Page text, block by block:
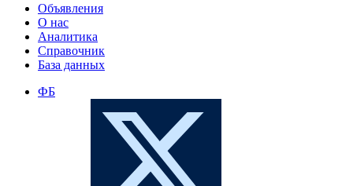
Объявления
О нас
Аналитика
Справочник
База данных
ФБ